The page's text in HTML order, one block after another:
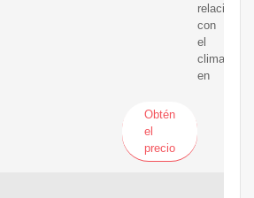
con
el
clima
en
Obtén
el
precio